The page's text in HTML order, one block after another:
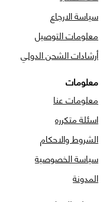
سياسة الارجاع
معلومات التوصيل
أرشادات الشحن الدولي
معلومات
معلومات عنا
اسئلة متكرره
الشروط والاحكام
سياسة الخصوصية
المدونة